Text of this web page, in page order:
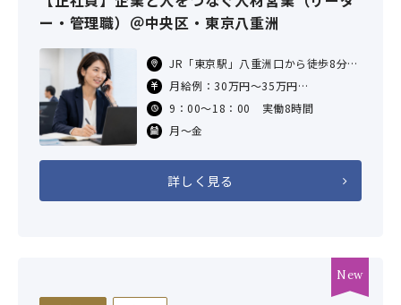
ー・管理職）＠中央区・東京八重洲
JR「東京駅」八重洲口から徒歩8分
東京メトロ「京橋駅」6番出口から徒
歩6分
東京メトロ「日本橋駅」B1出口から
徒
月給例：30万円～35万円
※固定残業代月20時間分、4万円を含
む。超過分は追加支給。
年収例：450万円～600万円（管
9：00～18：00 実働8時間
月～金
詳しく見る